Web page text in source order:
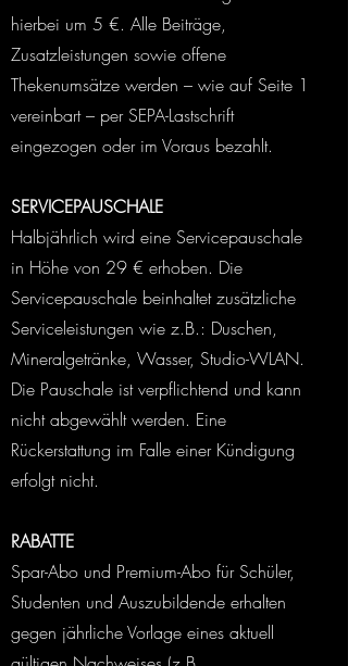
hierbei um 5 €. Alle Beiträge,
Zusatzleistungen sowie offene
Thekenumsätze werden – wie auf Seite 1
vereinbart – per SEPA-Lastschrift
eingezogen oder im Voraus bezahlt.
SERVICEPAUSCHALE
Halbjährlich wird eine Servicepauschale
in Höhe von 29 € erhoben. Die
Servicepauschale beinhaltet zusätzliche
Serviceleistungen wie z.B.: Duschen,
Mineralgetränke, Wasser, Studio-WLAN.
Die Pauschale ist verpflichtend und kann
nicht abgewählt werden. Eine
Rückerstattung im Falle einer Kündigung
erfolgt nicht.
RABATTE
Spar-Abo und Premium-Abo für Schüler,
Studenten und Auszubildende erhalten
gegen jährliche Vorlage eines aktuell